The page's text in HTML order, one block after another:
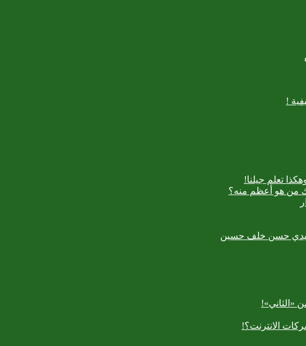
!
تعلم جيلنا!
من هو أعظم منه؟
حسن خلف حسين
«الثاني»!
الانترنت؟!